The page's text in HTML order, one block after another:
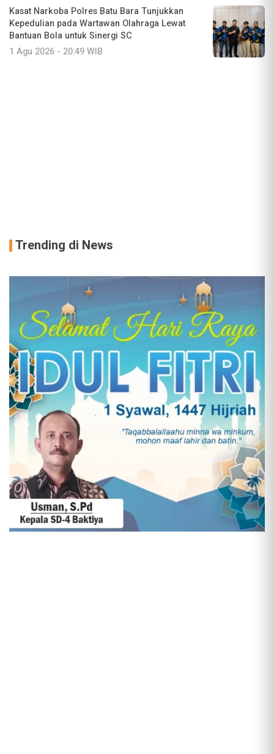
Kasat Narkoba Polres Batu Bara Tunjukkan
Kepedulian pada Wartawan Olahraga Lewat
Bantuan Bola untuk Sinergi SC
1 Agu 2026 - 20:49 WIB
Trending di News